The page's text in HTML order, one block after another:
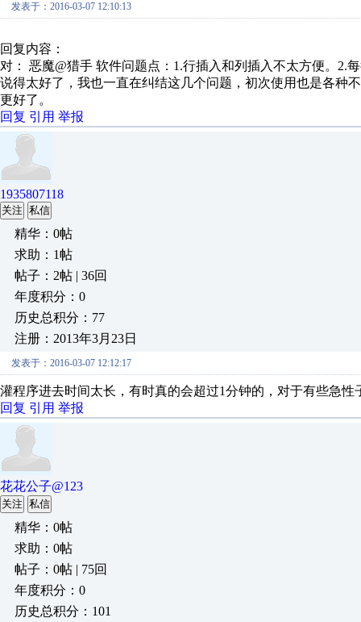
发表于：2016-03-07 12:10:13
回复内容：
对： 恶魔@猎手 软件问题点：1.行插入和列插入不太方便。2.
说得太好了，我也一直在纠结这几个问题，初次使用也是各种
更好了。
回复 引用 举报
1935807118
关注 私信
精华：0帖
求助：1帖
帖子：2帖 | 36回
年度积分：0
历史总积分：77
注册：2013年3月23日
发表于：2016-03-07 12:12:17
灌程序进去时间太长，有时真的会超过1分钟的，对于有些急性
回复 引用 举报
花花公子@123
关注 私信
精华：0帖
求助：0帖
帖子：0帖 | 75回
年度积分：0
历史总积分：101